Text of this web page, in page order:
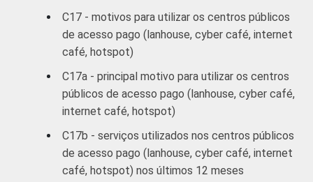
EMPREGO
Desempregado 87
Não integra a
população
economicamente
ativa
78
1Base ponderada: 2.425 entrevistados que
usaram a Internet nos últimos três meses
(amostra principal +oversamplede usuários
C17 - motivos para utilizar os centros públicos
de acesso pago (lanhouse, cyber café, internet
café, hotspot)
C17a - principal motivo para utilizar os centros
públicos de acesso pago (lanhouse, cyber café,
internet café, hotspot)
C17b - serviços utilizados nos centros públicos
de acesso pago (lanhouse, cyber café, internet
café, hotspot) nos últimos 12 meses